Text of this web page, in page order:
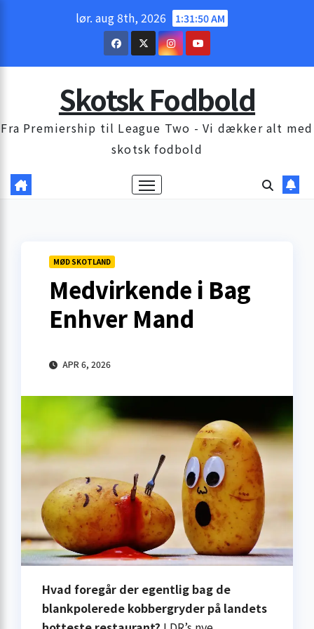
lør. aug 8th, 2026 1:31:51 AM
Skotsk Fodbold
Fra Premiership til League Two - Vi dækker alt med
skotsk fodbold
MØD SKOTLAND
Medvirkende i Bag
Enhver Mand
APR 6, 2026
Hvad foregår der egentlig bag de
blankpolerede kobbergryder på landets